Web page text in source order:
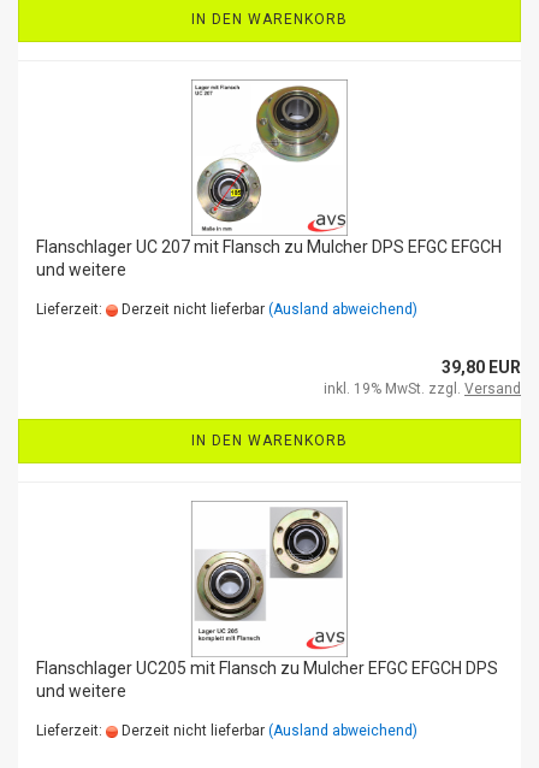
IN DEN WARENKORB
Flanschlager UC 207 mit Flansch zu Mulcher DPS EFGC EFGCH
und weitere
Lieferzeit: Derzeit nicht lieferbar (Ausland abweichend)
39,80 EUR
inkl. 19% MwSt. zzgl. Versand
IN DEN WARENKORB
Flanschlager UC205 mit Flansch zu Mulcher EFGC EFGCH DPS
und weitere
Lieferzeit: Derzeit nicht lieferbar (Ausland abweichend)